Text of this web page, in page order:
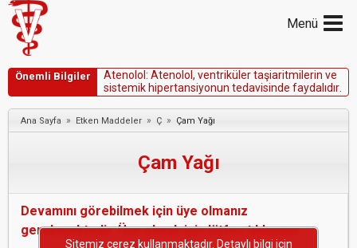
Menü
Önemli Bilgiler Ateno o : Ateno o , ventrikü ertaşiaritmi erin ve
sistemik hipertansiyonun tedavisinde fayda ıdır
Ana Sayfa » Etken Maddeler » Ç » Çam Yağı
Çam Yağı
Devamını görebilmek için üye olmanız
gerekmektedir. Üye olmak için lütfen tıklayınız.
Sitemiz çerez kullanmaktadır. Detaylı bilgi için